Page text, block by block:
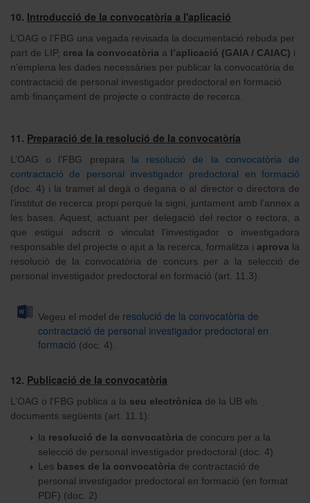
10. Introducció de la convocatòria a l'aplicació
L’OAG o l’FBG una vegada revisada la documentació rebuda per
part de LIP, crea la convocatòria a l’aplicació (GAIA / CAIAC) i
n’emplena les dades necessàries per publicar la convocatòria de
contractació de personal investigador predoctoral en formació
amb finançament de projecte o contracte de recerca.
11. Preparació de la resolució de la convocatòria
L’OAG o l’FBG prepara la resolució de la convocatòria de
contractació de personal investigador predoctoral en formació
(doc. 4) i la tramet al degà o degana o al director o directora de
l’institut de recerca propi perquè la signi, juntament amb l’annex a
les bases. Aquest, actuant per delegació del rector o rectora, a
que estigui adscrit o vinculat l'investigador o investigadora
responsable del projecte o ajut a la recerca, formalitza i aprova la
resolució de la convocatòria de concurs per a la selecció de
personal investigador predoctoral en formació (art. 11.3).
Vegeu el model de resolució de la convocatòria de
contractació de personal investigador predoctoral en
formació (doc. 4).
12. Publicació de la convocatòria
L’OAG o l'FBG publica a la seu electrònica de la UB els
documents següents (art. 11.1):
la resolució de la convocatòria de concurs per a la
selecció de personal investigador predoctoral (doc. 4)
Les bases de la convocatòria de contractació de
personal investigador predoctoral en formació (en format
PDF) (doc. 2)